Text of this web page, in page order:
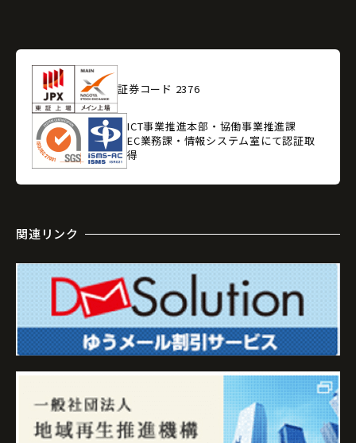
証券コード 2376
ICT事業推進本部・協働事業推進課
EC業務課・情報システム室にて認証取
得
関連リンク